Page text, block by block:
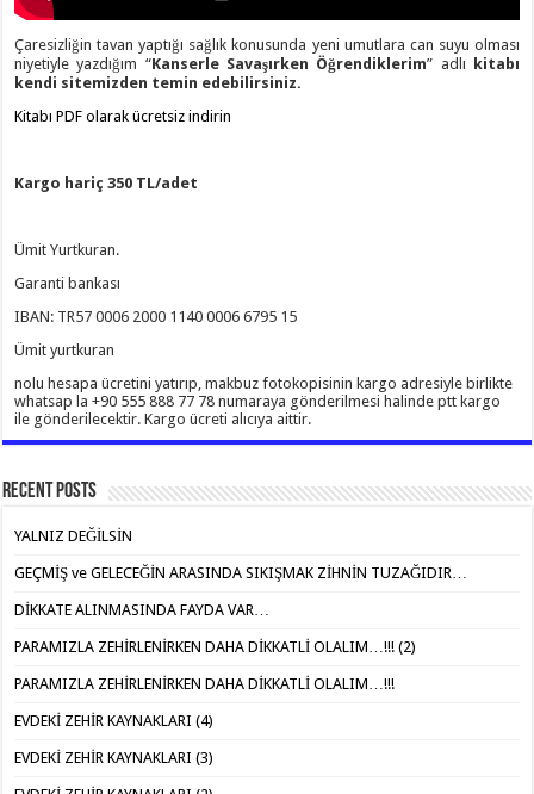
Çaresizliğin tavan yaptığı sağlık konusunda yeni umutlara can suyu olması
niyetiyle yazdığım “Kanserle Savaşırken Öğrendiklerim” adlı
kitabı
kendi sitemizden temin edebilirsiniz.
Kitabı PDF olarak ücretsiz indirin
Kargo hariç 350 TL/adet
Ümit Yurtkuran.
Garanti bankası
IBAN: TR57 0006 2000 1140 0006 6795 15
Ümit yurtkuran
nolu hesapa ücretini yatırıp, makbuz fotokopisinin kargo adresiyle birlikte
whatsap la +90 555 888 77 78 numaraya gönderilmesi halinde ptt kargo
ile gönderilecektir. Kargo ücreti alıcıya aittir.
Recent Posts
YALNIZ DEĞİLSİN
GEÇMİŞ ve GELECEĞİN ARASINDA SIKIŞMAK ZİHNİN TUZAĞIDIR…
DİKKATE ALINMASINDA FAYDA VAR…
PARAMIZLA ZEHİRLENİRKEN DAHA DİKKATLİ OLALIM…!!! (2)
PARAMIZLA ZEHİRLENİRKEN DAHA DİKKATLİ OLALIM…!!!
EVDEKİ ZEHİR KAYNAKLARI (4)
EVDEKİ ZEHİR KAYNAKLARI (3)